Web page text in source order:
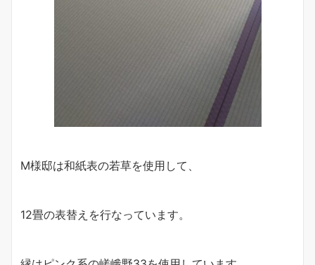
M様邸は和紙表の若草を使用して、
12畳の表替えを行なっています。